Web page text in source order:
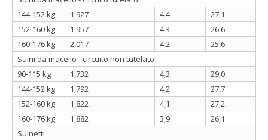
144-152 kg
1,927 4,4
27,1
152-160 kg
1,957 4,3
26,6
160-176 kg
2,017 4,2
25,6
Suini da macello - circuito non tutelato
90-115 kg
1,732 4,3
29,0
144-152 kg
1,792 4,2
27,7
152-160 kg
1,822 4,1
27,2
160-176 kg
1,882 3,9
26,1
Suinetti